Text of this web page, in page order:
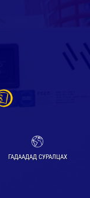
ГАДААДАД СУРАЛЦАХ